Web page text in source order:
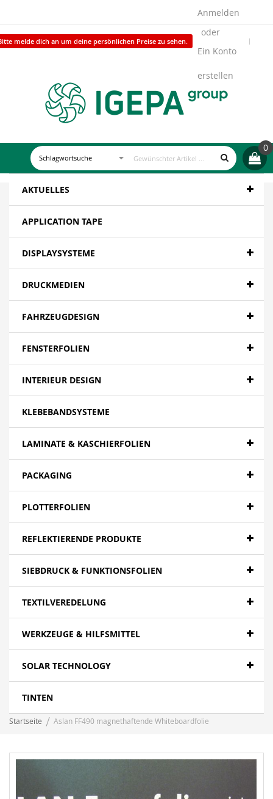
melde dich an um deine persönlichen Preise zu sehen.
Anmelden
Ein Konto
erstellen
0
AKTUELLES
APPLICATION TAPE
DISPLAYSYSTEME
DRUCKMEDIEN
FAHRZEUGDESIGN
FENSTERFOLIEN
INTERIEUR DESIGN
KLEBEBANDSYSTEME
LAMINATE & KASCHIERFOLIEN
PACKAGING
PLOTTERFOLIEN
REFLEKTIERENDE PRODUKTE
SIEBDRUCK & FUNKTIONSFOLIEN
TEXTILVEREDELUNG
WERKZEUGE & HILFSMITTEL
SOLAR TECHNOLOGY
TINTEN
Startseite Aslan FF490 magnethaftende Whiteboardfolie